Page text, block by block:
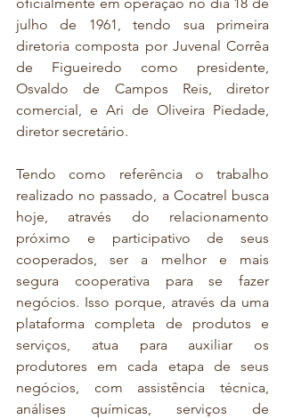
julho de 1961, tendo sua primeira
diretoria composta por Juvenal Corrêa
de Figueiredo como presidente,
Osvaldo de Campos Reis, diretor
comercial, e Ari de Oliveira Piedade,
diretor secretário.
Tendo como referência o trabalho
realizado no passado, a Cocatrel busca
hoje, através do relacionamento
próximo e participativo de seus
cooperados, ser a melhor e mais
segura cooperativa para se fazer
negócios. Isso porque, através da uma
plataforma completa de produtos e
serviços, atua para auxiliar os
produtores em cada etapa de seus
negócios, com assistência técnica,
análises químicas, serviços de